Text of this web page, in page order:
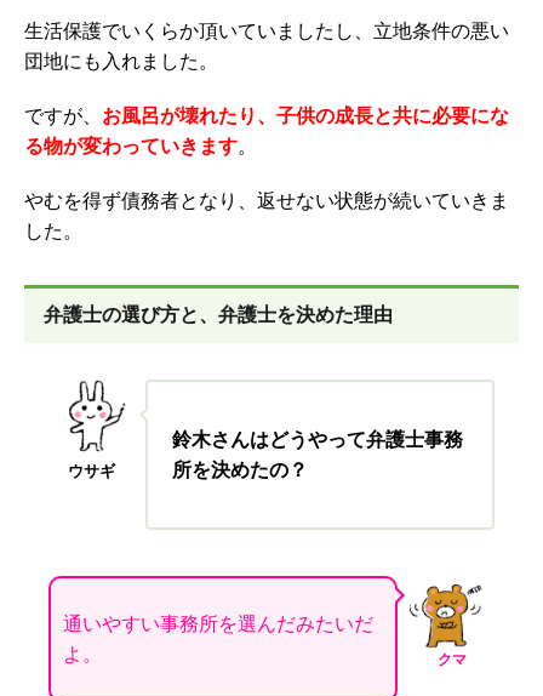
生活保護でいくらか頂いていましたし、立地条件の悪い
団地にも入れました。
ですが、 お風呂が壊れたり、子供の成長と共に必要にな
る物が変わっていきます。
やむを得ず債務者となり、返せない状態が続いていきま
した。
弁護士の選び方と、弁護士を決めた理由
ウサギ
鈴木さんはどうやって弁護士事務
所を決めたの？
クマ
通いやすい事務所を選んだみたいだ
よ。